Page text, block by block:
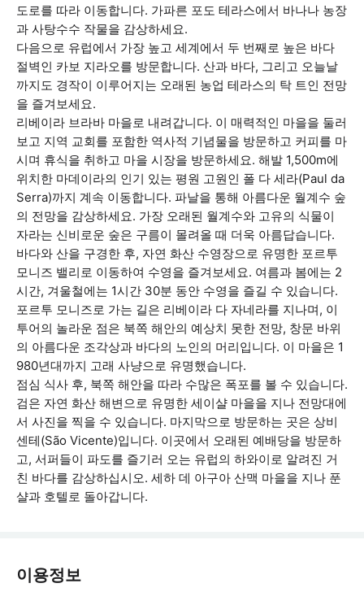
도로를 따라 이동합니다. 가파른 포도 테라스에서 바나나 농장
과 사탕수수 작물을 감상하세요.
다음으로 유럽에서 가장 높고 세계에서 두 번째로 높은 바다
절벽인 카보 지라오를 방문합니다. 산과 바다, 그리고 오늘날
까지도 경작이 이루어지는 오래된 농업 테라스의 탁 트인 전망
을 즐겨보세요.
리베이라 브라바 마을로 내려갑니다. 이 매력적인 마을을 둘러
보고 지역 교회를 포함한 역사적 기념물을 방문하고 커피를 마
시며 휴식을 취하고 마을 시장을 방문하세요. 해발 1,500m에
위치한 마데이라의 인기 있는 평원 고원인 폴 다 세라(Paul da
Serra)까지 계속 이동합니다. 파날을 통해 아름다운 월계수 숲
의 전망을 감상하세요. 가장 오래된 월계수와 고유의 식물이
자라는 신비로운 숲은 구름이 몰려올 때 더욱 아름답습니다.
바다와 산을 구경한 후, 자연 화산 수영장으로 유명한 포르투
모니즈 밸리로 이동하여 수영을 즐겨보세요. 여름과 봄에는 2
시간, 겨울철에는 1시간 30분 동안 수영을 즐길 수 있습니다.
포르투 모니즈로 가는 길은 리베이라 다 자네라를 지나며, 이
투어의 놀라운 점은 북쪽 해안의 예상치 못한 전망, 창문 바위
의 아름다운 조각상과 바다의 노인의 머리입니다. 이 마을은 1
980년대까지 고래 사냥으로 유명했습니다.
점심 식사 후, 북쪽 해안을 따라 수많은 폭포를 볼 수 있습니다.
검은 자연 화산 해변으로 유명한 세이샬 마을을 지나 전망대에
서 사진을 찍을 수 있습니다. 마지막으로 방문하는 곳은 상비
센테(São Vicente)입니다. 이곳에서 오래된 예배당을 방문하
고, 서퍼들이 파도를 즐기러 오는 유럽의 하와이로 알려진 거
친 바다를 감상하십시오. 세하 데 아구아 산맥 마을을 지나 푼
샬과 호텔로 돌아갑니다.
이용정보